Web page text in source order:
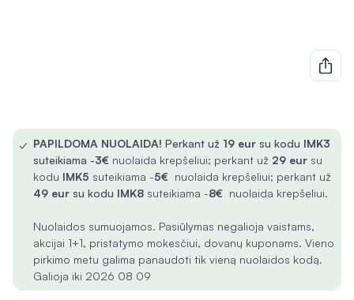
✓ PAPILDOMA NUOLAIDA! Perkant už 19 eur su kodu IMK3
suteikiama -3€ nuolaida krepšeliui; perkant už 29 eur su
kodu IMK5 suteikiama -5€ nuolaida krepšeliui; perkant už
49 eur su kodu IMK8 suteikiama -8€ nuolaida krepšeliui.
Nuolaidos sumuojamos. Pasiūlymas negalioja vaistams,
akcijai 1+1, pristatymo mokesčiui, dovanų kuponams. Vieno
pirkimo metu galima panaudoti tik vieną nuolaidos kodą.
Galioja iki 2026 08 09